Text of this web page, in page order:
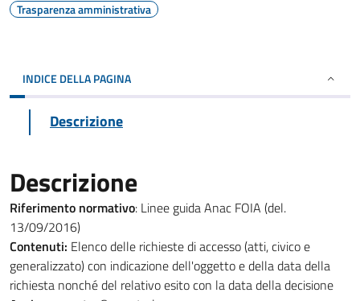
Trasparenza amministrativa
INDICE DELLA PAGINA
Descrizione
Descrizione
Riferimento normativo: Linee guida Anac FOIA (del.
13/09/2016)
Contenuti: Elenco delle richieste di accesso (atti, civico e
generalizzato) con indicazione dell'oggetto e della data della
richiesta nonché del relativo esito con la data della decisione